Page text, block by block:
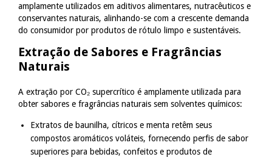
amplamente utilizados em aditivos alimentares, nutracêuticos e
conservantes naturais, alinhando-se com a crescente demanda
do consumidor por produtos de rótulo limpo e sustentáveis.
Extração de Sabores e Fragrâncias
Naturais
A extração por CO₂ supercrítico é amplamente utilizada para
obter sabores e fragrâncias naturais sem solventes químicos:
Extratos de baunilha, cítricos e menta retêm seus
compostos aromáticos voláteis, fornecendo perfis de sabor
superiores para bebidas, confeitos e produtos de